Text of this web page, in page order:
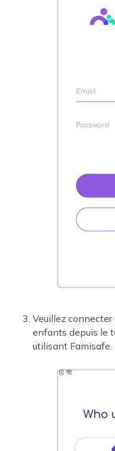
Veuillez
enfants depuis le
utilisant Famisafe.